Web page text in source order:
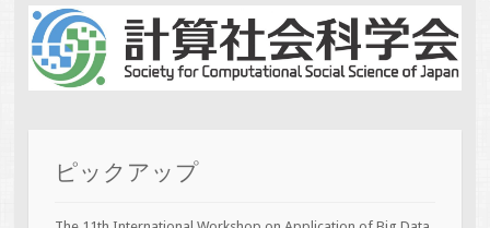
ピックアップ